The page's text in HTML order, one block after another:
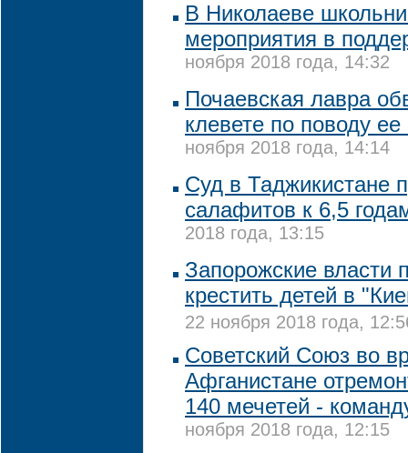
В Николаеве
мероприятия в
ноября 2018 года, 14:32
Почаевская лавра
клевете по поводу
ноября 2018 года, 14:14
Суд в Таджикистане
салафитов к 6,5
2018 года, 13:15
Запорожские власти
крестить детей в
22 ноября 2018 года,
Советский Союз во
Афганистане
140 мечетей -
ноября 2018 года, 12:15